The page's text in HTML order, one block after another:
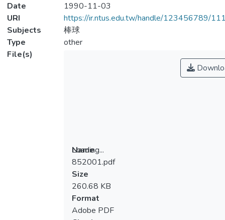
Date
1990-11-03
URI
https://ir.ntus.edu.tw/handle/123456789/
Subjects
棒球
Type
other
File(s)
Loading...
Loading...
Name
852001.pdf
Size
260.68 KB
Format
Adobe PDF